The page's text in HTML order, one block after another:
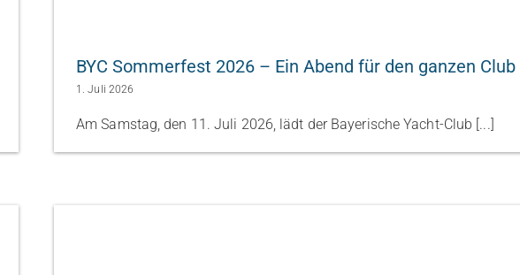
BYC Sommerfest 2026 – Ein Abend für den ganzen Club
1. Juli 2026
Am Samstag, den 11. Juli 2026, lädt der Bayerische Yacht-Club [...]